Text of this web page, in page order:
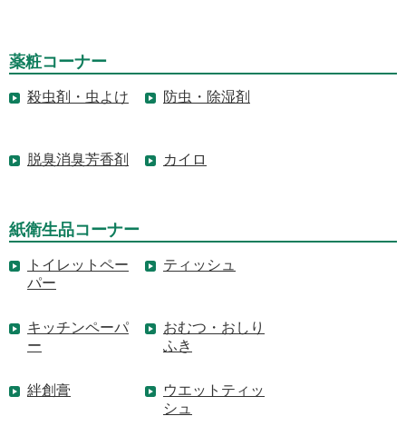
薬粧コーナー
殺虫剤・虫よけ 防虫・除湿剤
脱臭消臭芳香剤 カイロ
紙衛生品コーナー
トイレットペー
パー
ティッシュ
キッチンペーパ
ー
おむつ・おしり
ふき
絆創膏
ウエットティッ
シュ